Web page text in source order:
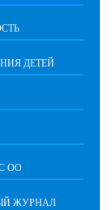
ДЕТЕЙ
ОО
ЖУРНАЛ